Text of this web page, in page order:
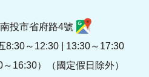
投市省府路4號
8:30～12:30 | 13:30～17:30
～16:30）（國定假日除外）